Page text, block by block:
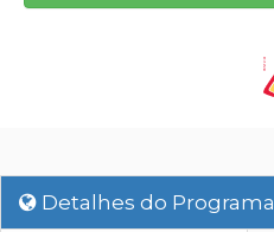
Detalhes do Programa